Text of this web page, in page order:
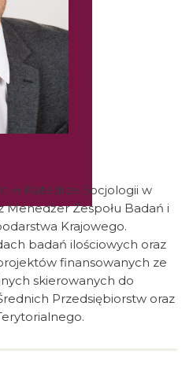
w Katedrze Socjologii w
Menedżer Zespołu Badań i
Krajowego.
badań ilościowych oraz
finansowanych ze
skierowanych do
Przedsiębiorstw oraz